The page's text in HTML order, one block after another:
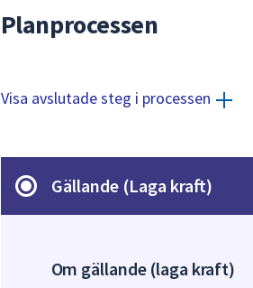
Planprocessen
Visa avslutade steg i processen
Gällande (Laga kraft)
Om gällande (laga kraft)